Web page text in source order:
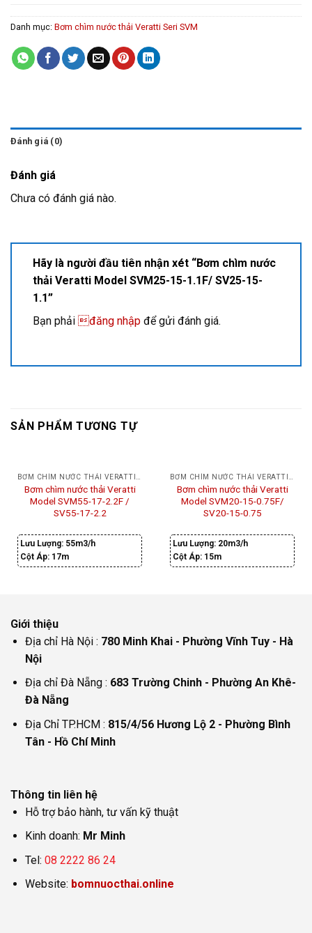
Danh mục: Bơm chìm nước thải Veratti Seri SVM
Đánh giá (0)
Đánh giá
Chưa có đánh giá nào.
Hãy là người đầu tiên nhận xét “Bơm chìm nước
thải Veratti Model SVM25-15-1.1F/ SV25-15-
1.1”
Bạn phải đăng nhập để gửi đánh giá.
SẢN PHẨM TƯƠNG TỰ
BƠM CHÌM NƯỚC THẢI VERATTI SERI SVM
Bơm chìm nước thải Veratti
Model SVM55-17-2.2F /
SV55-17-2.2
Lưu Lượng: 55m3/h
Cột Áp: 17m
BƠM CHÌM NƯỚC THẢI VERATTI GIÁ RẺ
Bơm chìm nước thải Veratti
Model SVM20-15-0.75F/
SV20-15-0.75
Lưu Lượng: 20m3/h
Cột Áp: 15m
Giới thiệu
Địa chỉ Hà Nội : 780 Minh Khai - Phường Vĩnh Tuy - Hà
Nội
Địa chỉ Đà Nẵng : 683 Trường Chinh - Phường An Khê-
Đà Nẵng
Địa Chỉ TP.HCM : 815/4/56 Hương Lộ 2 - Phường Bình
Tân - Hồ Chí Minh
Thông tin liên hệ
Hỗ trợ bảo hành, tư vấn kỹ thuật
Kinh doanh: Mr Minh
Tel: 08 2222 86 24
Website: bomnuocthai.online